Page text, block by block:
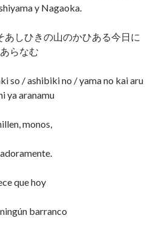
y Nagaoka.
あしひきの山のかひある今日に
らなむ
so / ashibiki no / yama no kai aru
ya aranamu
monos,
que hoy
barranco